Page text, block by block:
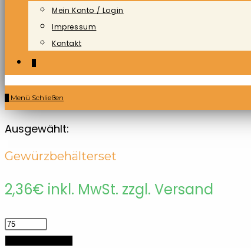
Mein Konto / Login
Impressum
Kontakt
Menü Schließen
Ausgewählt:
Gewürzbehälterset
2,36€ inkl. MwSt. zzgl. Versand
Gewürzbehälterset
Menge